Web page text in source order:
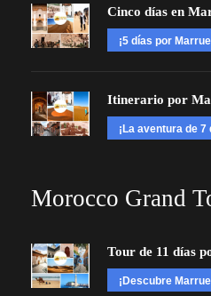
Cinco días en
¡5 días por
Itinerario por
¡La aventura de
Morocco Grand
Tour de 11 días
¡Descubre